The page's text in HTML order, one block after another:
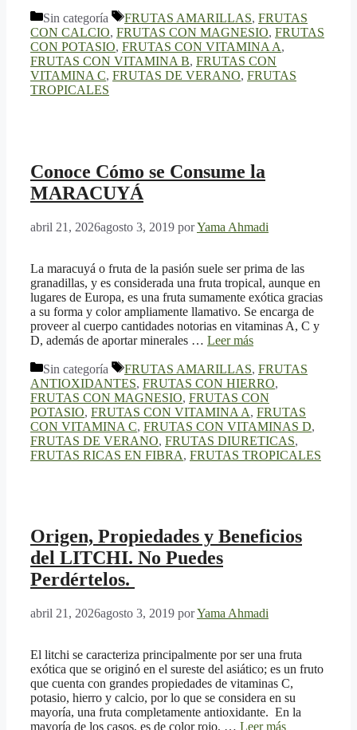
Categorías
Sin categoría Etiquetas
FRUTAS AMARILLAS, FRUTAS
CON CALCIO, FRUTAS CON MAGNESIO, FRUTAS
CON POTASIO, FRUTAS CON VITAMINA A,
FRUTAS CON VITAMINA B, FRUTAS CON
VITAMINA C, FRUTAS DE VERANO, FRUTAS
TROPICALES
Conoce Cómo se Consume la
MARACUYÁ
abril 21, 2026agosto 3, 2019 porYama Ahmadi
La maracuyá o fruta de la pasión suele ser prima de las
granadillas, y es considerada una fruta tropical, aunque en
lugares de Europa, es una fruta sumamente exótica gracias
a su forma y color ampliamente llamativo. Se encarga de
proveer al cuerpo cantidades notorias en vitaminas A, C y
D, además de aportar minerales … Leer más
Categorías
Sin categoría Etiquetas
FRUTAS AMARILLAS, FRUTAS
ANTIOXIDANTES, FRUTAS CON HIERRO,
FRUTAS CON MAGNESIO, FRUTAS CON
POTASIO, FRUTAS CON VITAMINA A, FRUTAS
CON VITAMINA C, FRUTAS CON VITAMINAS D,
FRUTAS DE VERANO, FRUTAS DIURETICAS,
FRUTAS RICAS EN FIBRA, FRUTAS TROPICALES
Origen, Propiedades y Beneficios
del LITCHI. No Puedes
Perdértelos.
abril 21, 2026agosto 3, 2019 porYama Ahmadi
El litchi se caracteriza principalmente por ser una fruta
exótica que se originó en el sureste del asiático; es un fruto
que cuenta con grandes propiedades de vitaminas C,
potasio, hierro y calcio, por lo que se considera en su
mayoría, una fruta completamente antioxidante. En la
mayoría de los casos, es de color rojo, … Leer más